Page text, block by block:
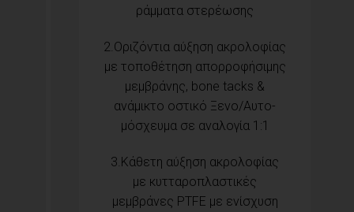
ράμματα στερέωσης
2.Οριζόντια αύξηση ακρολοφίας
με τοποθέτηση απορροφήσιμης
μεμβράνης, bone tacks &
ανάμικτο οστικό Ξενο/Αυτο-
μόσχευμα σε αναλογία 1:1
3.Κάθετη αύξηση ακρολοφίας
με κυτταροπλαστικές
μεμβράνες PTFE με ενίσχυση